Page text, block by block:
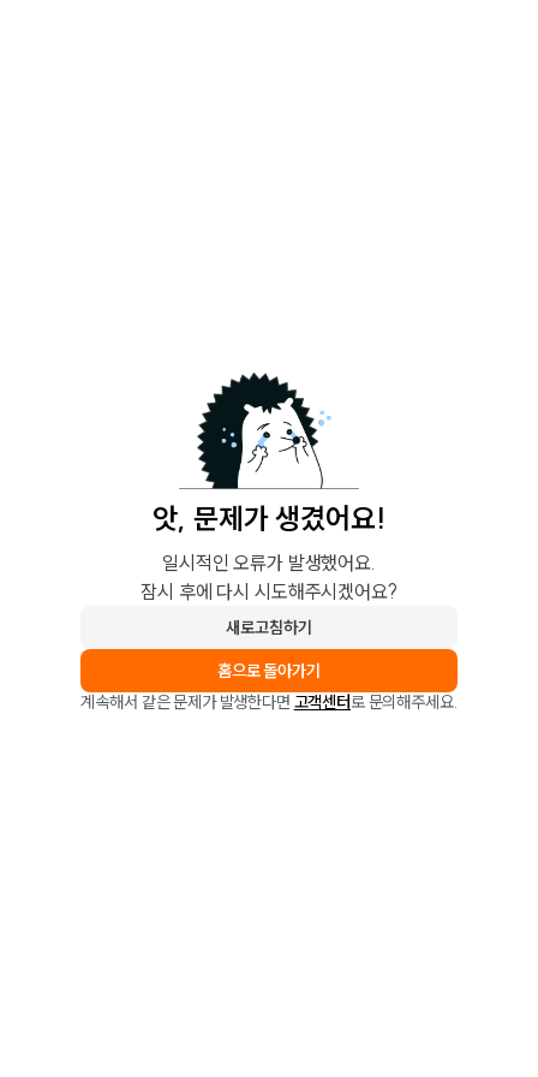
앗, 문제가 생겼어요!
일시적인 오류가 발생했어요.
잠시 후에 다시 시도해주시겠어요?
새로고침하기
홈으로 돌아가기
계속해서 같은 문제가 발생한다면 고객센터로 문의해주세요.